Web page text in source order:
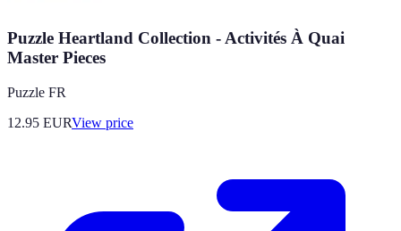
Puzzle Heartland Collection - Activités À Quai
Master Pieces
Puzzle FR
12.95 EURView price